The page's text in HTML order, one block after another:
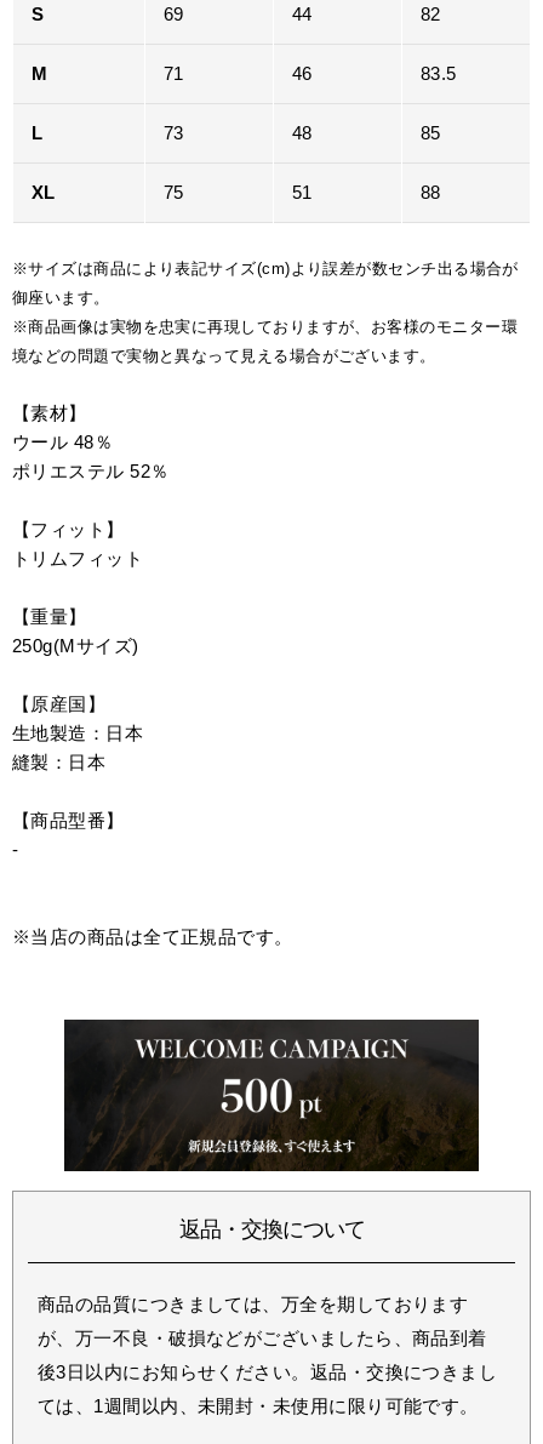
S 69 44 82
M 71 46 83.5
L 73 48 85
XL 75 51 88
※サイズは商品により表記サイズ(cm)より誤差が数センチ出る場合が
御座います。
※商品画像は実物を忠実に再現しておりますが、お客様のモニター環
境などの問題で実物と異なって見える場合がございます。
【素材】
ウール 48％
ポリエステル 52％
【フィット】
トリムフィット
【重量】
250g(Mサイズ)
【原産国】
生地製造：日本
縫製：日本
【商品型番】
-
※当店の商品は全て正規品です。
返品・交換について
商品の品質につきましては、万全を期しております
が、万一不良・破損などがございましたら、商品到着
後3日以内にお知らせください。返品・交換につきまし
ては、1週間以内、未開封・未使用に限り可能です。